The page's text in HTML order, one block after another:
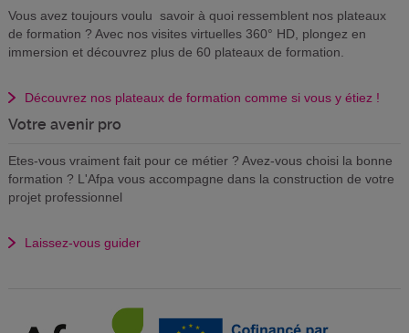
Vous avez toujours voulu savoir à quoi ressemblent nos plateaux
de formation ? Avec nos visites virtuelles 360° HD, plongez en
immersion et découvrez plus de 60 plateaux de formation.
Découvrez nos plateaux de formation comme si vous y étiez !
Votre avenir pro
Etes-vous vraiment fait pour ce métier ? Avez-vous choisi la bonne
formation ? L'Afpa vous accompagne dans la construction de votre
projet professionnel
Laissez-vous guider